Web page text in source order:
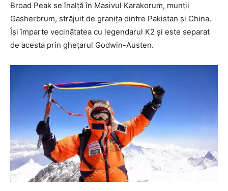
Broad Peak se înalță în Masivul Karakorum, munții
Gasherbrum, străjuit de granița dintre Pakistan și China.
Își împarte vecinătatea cu legendarul K2 și este separat
de acesta prin ghețarul Godwin-Austen.